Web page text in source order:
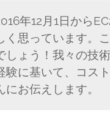
年12月1日から
く思っています。
しょう！我々の技
験に基いて、コス
にお伝えします。